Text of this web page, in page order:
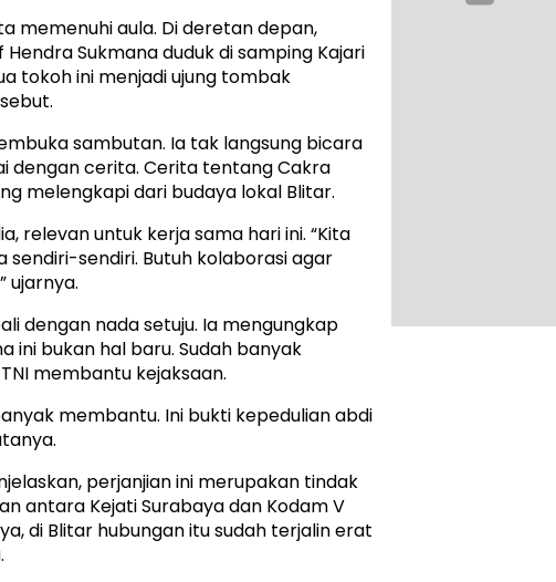
memenuhi aula. Di deretan depan,
Hendra Sukmana duduk di samping Kajari
tokoh ini menjadi ujung tombak
sambutan. Ia tak langsung bicara
dengan cerita. Cerita tentang Cakra
melengkapi dari budaya lokal Blitar.
relevan untuk kerja sama hari ini. “Kita
sendiri-sendiri. Butuh kolaborasi agar
ujarnya.
dengan nada setuju. Ia mengungkap
ini bukan hal baru. Sudah banyak
membantu kejaksaan.
membantu. Ini bukti kepedulian abdi
perjanjian ini merupakan tindak
antara Kejati Surabaya dan Kodam V
di Blitar hubungan itu sudah terjalin erat